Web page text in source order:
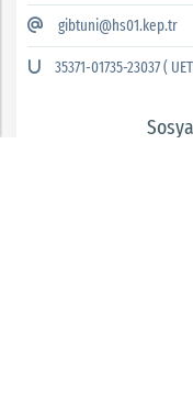
gibtuni@hs01.kep.tr
35371-01735-23037 (